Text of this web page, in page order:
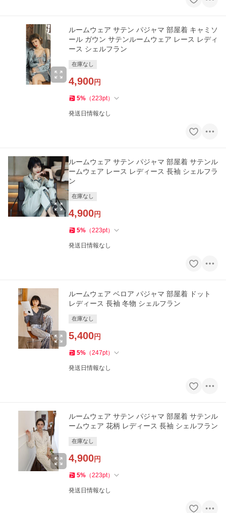
ルームウェア サテン パジャマ 部屋着 キャミソ
ール ガウン サテンルームウェア レース レディ
ース シェルフラン
在庫なし
4,900円
5% （223pt）
発送日情報なし
ルームウェア サテン パジャマ 部屋着 サテンル
ームウェア レース レディース 長袖 シェルフラ
ン
在庫なし
4,900円
5% （223pt）
発送日情報なし
ルームウェア ベロア パジャマ 部屋着 ドット
レディース 長袖 冬物 シェルフラン
在庫なし
5,400円
5% （247pt）
発送日情報なし
ルームウェア サテン パジャマ 部屋着 サテンル
ームウェア 花柄 レディース 長袖 シェルフラン
在庫なし
4,900円
5% （223pt）
発送日情報なし